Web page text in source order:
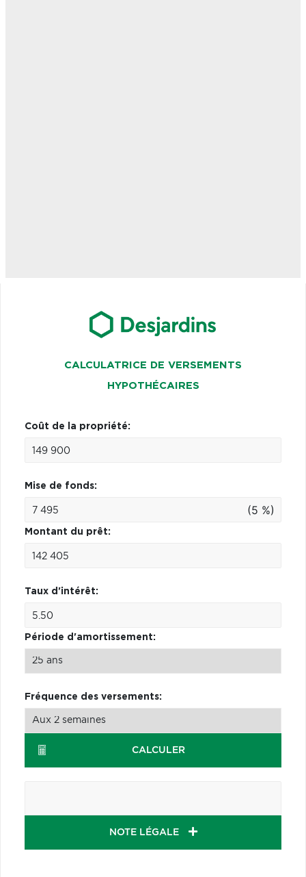
CALCULATRICE DE VERSEMENTS
HYPOTHÉCAIRES
Coût de la propriété:
Mise de fonds:
(5 %)
Montant du prêt:
Taux d'intérêt:
Période d'amortissement:
Fréquence des versements:
CALCULER
NOTE LÉGALE